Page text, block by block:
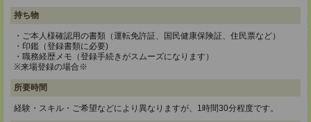
持ち物
・ご本人様確認用の書類（運転免許証、国民健康保険証、住民票など）
・印鑑（登録書類に必要)
・職務経歴メモ（登録手続きがスムーズになります）
※来場登録の場合※
所要時間
経験・スキル・ご希望などにより異なりますが、1時間30分程度です。